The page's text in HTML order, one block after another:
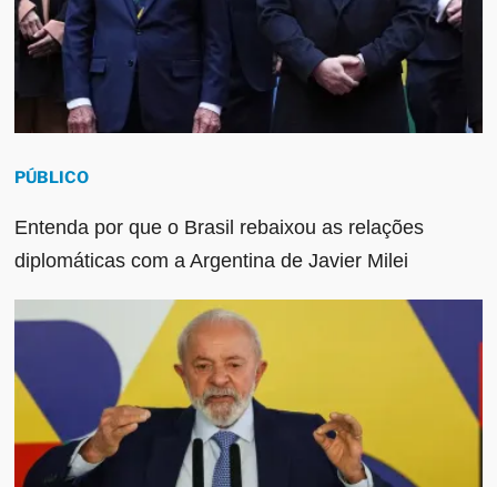
PÚBLICO
Entenda por que o Brasil rebaixou as relações
diplomáticas com a Argentina de Javier Milei